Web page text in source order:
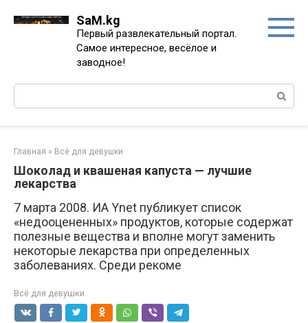
SaM.kg
Первый развлекательный портал.
Самое интересное, весёлое и
заводное!
Поиск:
Главная » Всё для девушки
Шоколад и квашеная капуста — лучшие
лекарства
7 марта 2008. ИА Ynet публикует список
«недооцененных» продуктов, которые содержат
полезные вещества и вполне могут заменить
некоторые лекарства при определенных
заболеваниях. Среди рекоме
Всё для девушки